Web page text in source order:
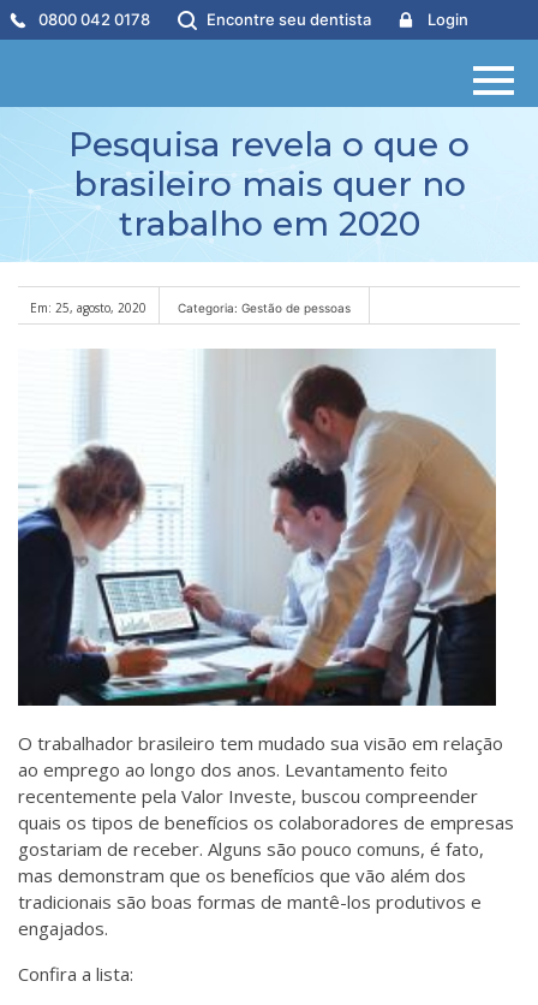
0800 042 0178 Encontre seu dentista Login
Pesquisa revela o que o
brasileiro mais quer no
trabalho em 2020
Em: 25, agosto, 2020 Categoria: Gestão de pessoas
O trabalhador brasileiro tem mudado sua visão em relação
ao emprego ao longo dos anos. Levantamento feito
recentemente pela Valor Investe, buscou compreender
quais os tipos de benefícios os colaboradores de empresas
gostariam de receber. Alguns são pouco comuns, é fato,
mas demonstram que os benefícios que vão além dos
tradicionais são boas formas de mantê-los produtivos e
engajados.
Confira a lista: